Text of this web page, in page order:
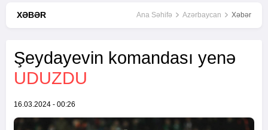
XƏBƏR Ana Səhifə Azərbaycan Xəbər
Şeydayevin komandası yenə
UDUZDU
16.03.2024 - 00:26